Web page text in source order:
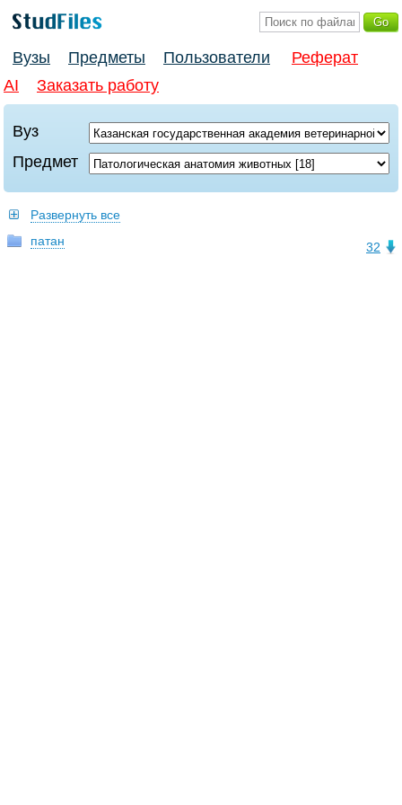
Вузы Предметы Пользователи
Реферат
AI
Заказать работу
Вуз
Предмет
Развернуть все
32
патан